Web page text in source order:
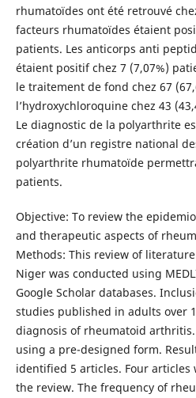
rhumatoïdes ont été retrouvé
facteurs rhumatoïdes étaient
patients. Les anticorps anti
étaient positif chez 7 (7,07%)
le traitement de fond chez 67
l’hydroxychloroquine chez 43
Le diagnostic de la polyarthrite
création d’un registre national
polyarthrite rhumatoïde
patients.
Objective: To review the
and therapeutic aspects of
Methods: This review of
Niger was conducted using
Google Scholar databases.
studies published in adults over
diagnosis of rheumatoid
using a pre-designed form.
identified 5 articles. Four
the review. The frequency of